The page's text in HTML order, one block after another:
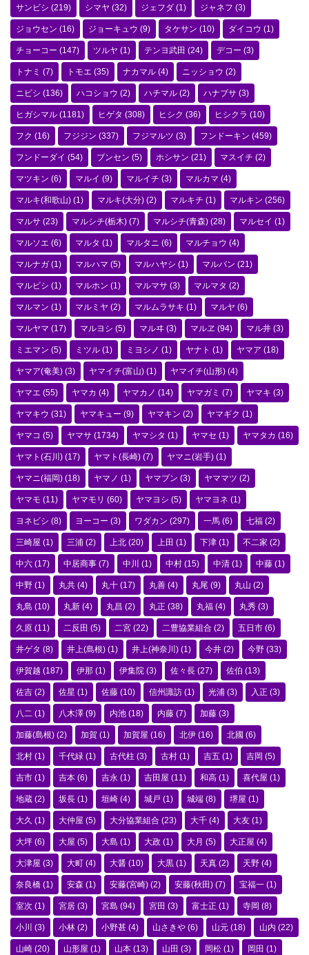
サンビシ (219) シマヤ (32) ジェフダ (1) ジャネフ (3)
ジョウセン (16) ジョーキュウ (9) タケサン (10) ダイコウ (1)
チョーコー (147) ツルヤ (1) テンヨ武田 (24) デコー (3)
トナミ (7) トモエ (35) ナカマル (4) ニッショウ (2)
ニビシ (136) ハコショウ (2) ハチマル (2) ハナブサ (3)
ヒガシマル (1181) ヒゲタ (308) ヒシク (36) ヒシクラ (10)
フク (16) フジジン (337) フジマルツ (3) フンドーキン (459)
フンドーダイ (54) ブンセン (5) ホシサン (21) マスイチ (2)
マツキン (6) マルイ (9) マルイチ (3) マルカマ (4)
マルキ(和歌山) (1) マルキ(大分) (2) マルキチ (1) マルキン (256)
マルサ (23) マルシチ(栃木) (7) マルシチ(青森) (28) マルセイ (1)
マルソエ (6) マルタ (1) マルタニ (6) マルチョウ (4)
マルナガ (1) マルハマ (5) マルハヤシ (1) マルバン (21)
マルビシ (1) マルホン (1) マルマサ (3) マルマタ (2)
マルマン (1) マルミヤ (2) マルムラサキ (1) マルヤ (6)
マルヤマ (17) マルヨシ (5) マルヰ (3) マルヱ (94) マル井 (3)
ミエマン (5) ミツル (1) ミヨシノ (1) ヤナト (1) ヤマア (18)
ヤマア(奄美) (3) ヤマイチ(富山) (1) ヤマイチ(山形) (4)
ヤマエ (55) ヤマカ (4) ヤマカノ (14) ヤマガミ (7) ヤマキ (3)
ヤマキウ (31) ヤマキュー (9) ヤマキン (2) ヤマギク (1)
ヤマコ (5) ヤマサ (1734) ヤマシタ (1) ヤマセ (1) ヤマタカ (16)
ヤマト(石川) (17) ヤマト(長崎) (7) ヤマニ(岩手) (1)
ヤマニ(福岡) (18) ヤマノ (1) ヤマブン (3) ヤママツ (2)
ヤマモ (11) ヤマモリ (60) ヤマヨシ (5) ヤマヨネ (1)
ヨネビシ (8) ヨーコー (3) ワダカン (297) 一馬 (6) 七福 (2)
三崎屋 (1) 三浦 (2) 上北 (20) 上田 (1) 下津 (1) 不二家 (2)
中六 (17) 中居商事 (7) 中川 (1) 中村 (15) 中清 (1) 中藤 (1)
中野 (1) 丸共 (4) 丸十 (17) 丸善 (4) 丸尾 (9) 丸山 (2)
丸島 (10) 丸新 (4) 丸昌 (2) 丸正 (38) 丸福 (4) 丸秀 (3)
久原 (11) 二反田 (5) 二宮 (22) 二豊協業組合 (2) 五日市 (6)
井ゲタ (8) 井上(島根) (1) 井上(神奈川) (1) 今井 (2) 今野 (33)
伊賀越 (187) 伊那 (1) 伊集院 (3) 佐々長 (27) 佐伯 (13)
佐吉 (2) 佐星 (1) 佐藤 (10) 信州諏訪 (1) 光浦 (3) 入正 (3)
八二 (1) 八木澤 (9) 内池 (18) 内藤 (7) 加藤 (3)
加藤(島根) (2) 加賀 (1) 加賀屋 (16) 北伊 (16) 北國 (6)
北村 (1) 千代緑 (1) 古代柱 (3) 古村 (1) 吉五 (1) 吉岡 (5)
吉市 (1) 吉本 (6) 吉永 (1) 吉田屋 (11) 和高 (1) 喜代屋 (1)
地蔵 (2) 坂長 (1) 垣崎 (4) 城戸 (1) 城端 (8) 堺屋 (1)
大久 (1) 大仲屋 (5) 大分協業組合 (23) 大千 (4) 大友 (1)
大坪 (6) 大屋 (5) 大島 (1) 大政 (1) 大月 (5) 大正屋 (4)
大津屋 (3) 大町 (4) 大醤 (10) 大黒 (1) 天真 (2) 天野 (4)
奈良橋 (1) 安森 (1) 安藤(宮崎) (2) 安藤(秋田) (7) 宝福一 (1)
室次 (1) 宮居 (3) 宮島 (94) 宮田 (3) 富士正 (1) 寺岡 (8)
小川 (3) 小林 (2) 小野甚 (4) 山さきや (6) 山元 (18) 山内 (22)
山崎 (20) 山形屋 (1) 山本 (13) 山田 (3) 岡松 (1) 岡田 (1)